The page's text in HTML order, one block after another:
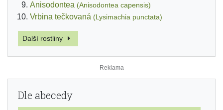
Anisodontea (Anisodontea capensis)
Vrbina tečkovaná (Lysimachia punctata)
Další rostliny
Dle abecedy